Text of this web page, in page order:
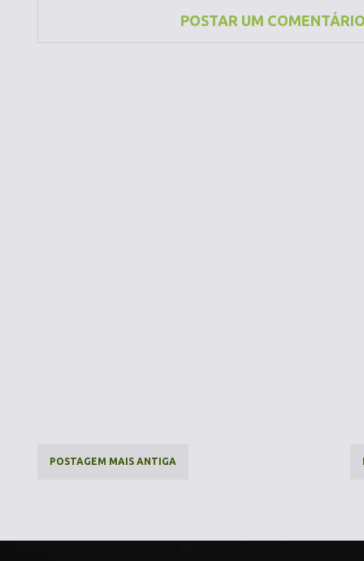
POSTAR UM
POSTAGEM MAIS ANTIGA